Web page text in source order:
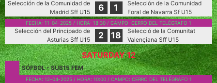
Selección de la Comunidad de
Madrid Sff U15
6 1
Selección de la Comunidad
Foral de Navarra Sf U15
FECHA: 11-04-2025 / HORA: 18:30 / CAMPO: CERRO DEL TELÉGRAFO 1
Selección del Principado de
Asturias Sff U15
2 18
Selecció de la Comunitat
Valençiana Sff U15
SATURDAY 12
SÓFBOL-SUB15 FEM
FECHA: 12-04-2025/ HORA: 10:00/ CAMPO: CERRO DEL TELÉGRAFO 1